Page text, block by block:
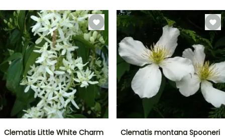
Clematis Little White Charm Clematis montana Spooneri